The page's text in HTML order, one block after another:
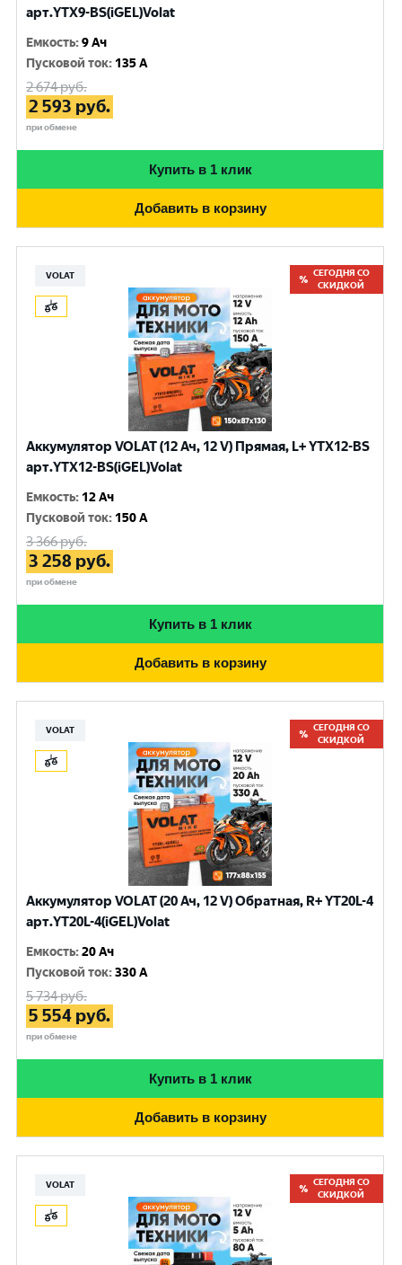
арт.YTX9-BS(iGEL)Volat
Емкость:9 Ач
Пусковой ток: 135 A
2 674руб.
2 593 руб.
при обмене
Купить в 1 клик
Добавить в корзину
VOLAT
СЕГОДНЯ СО
СКИДКОЙ
Аккумулятор VOLAT (12 Ач, 12 V) Прямая, L+ YTX12-BS
арт.YTX12-BS(iGEL)Volat
Емкость: 12 Ач
Пусковой ток: 150 A
3 366руб.
3 258 руб.
при обмене
Купить в 1 клик
Добавить в корзину
VOLAT
СЕГОДНЯ СО
СКИДКОЙ
Аккумулятор VOLAT (20 Ач, 12 V) Обратная, R+ YT20L-4
арт.YT20L-4(iGEL)Volat
Емкость:20 Ач
Пусковой ток:330 A
5 734руб.
5 554 руб.
при обмене
Купить в 1 клик
Добавить в корзину
VOLAT
СЕГОДНЯ СО
СКИДКОЙ